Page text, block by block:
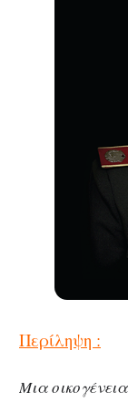
Περίληψη :
Μια